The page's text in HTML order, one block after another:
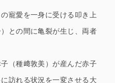
寵愛を一身に受ける叩き上
との間に亀裂が生じ、両者
（種﨑敦美）が産んだ赤子
訪れる状況を一変させる大